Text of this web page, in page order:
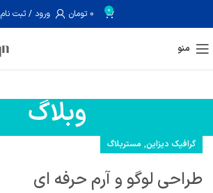
0
0 تومان ورود / ثبت نام
منو
وبلاگ
گرافیک دیزاین, مستربلاگ
طراحی لوگو و آرم حرفه ای